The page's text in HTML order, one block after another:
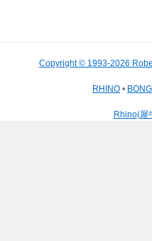
Copyright © 1993-2026
RHINO •
Rhino(犀